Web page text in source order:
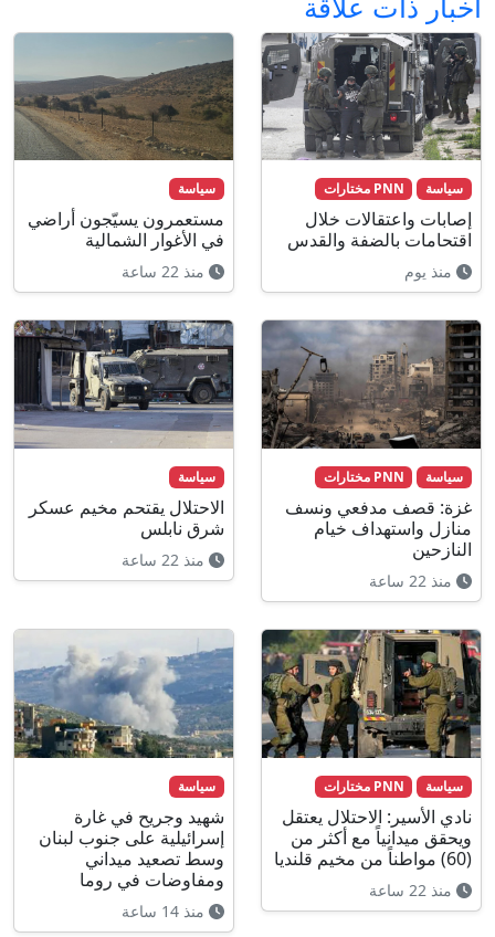
سياسة PNN مختارات
إصابات واعتقالات خلال
اقتحامات بالضفة والقدس
منذ يوم
سياسة
مستعمرون يسيّجون أراضي
في الأغوار الشمالية
منذ 22 ساعة
سياسة PNN مختارات
غزة: قصف مدفعي ونسف
منازل واستهداف خيام
النازحين
منذ 22 ساعة
سياسة
الاحتلال يقتحم مخيم عسكر
شرق نابلس
منذ 22 ساعة
سياسة PNN مختارات
نادي الأسير: الاحتلال يعتقل
ويحقق ميدانياً مع أكثر من
(60) مواطناً من مخيم قلنديا
منذ 22 ساعة
سياسة
شهيد وجريح في غارة
إسرائيلية على جنوب لبنان
وسط تصعيد ميداني
ومفاوضات في روما
منذ 14 ساعة